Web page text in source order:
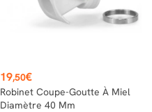
Prix
19,50€
Robinet Coupe-Goutte À Miel
Diamètre 40 Mm